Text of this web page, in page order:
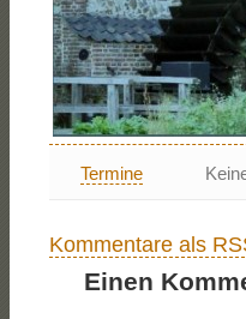
Termine
Kommentare als
Einen